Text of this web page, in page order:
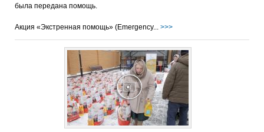
была передана помощь.
Акция «Экстренная помощь» (Emergency... >>>